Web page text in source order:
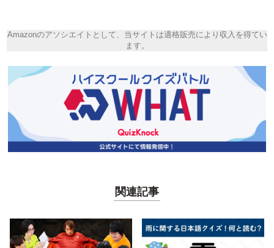
Amazonのアソシエイトとして、当サイトは適格販売により収入を得てい
ます。
関連記事